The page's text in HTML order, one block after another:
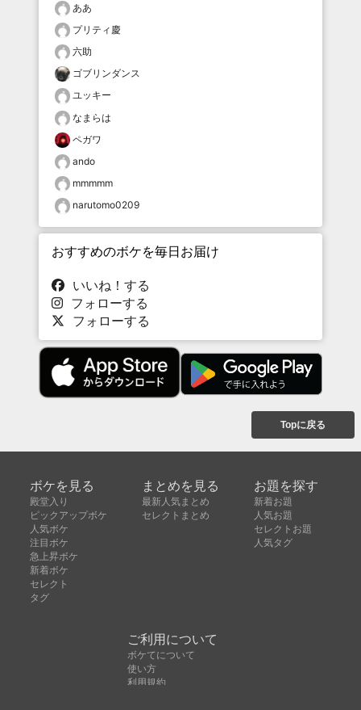
ああ
プリティ慶
六助
ゴブリンダンス
ユッキー
なまらは
ペガワ
ando
mmmmm
narutomo0209
おすすめのボケを毎日お届け
いいね！する
フォローする
フォローする
Topに戻る
ボケを見る
殿堂入り
ピックアップボケ
人気ボケ
注目ボケ
急上昇ボケ
新着ボケ
セレクト
タグ
まとめを見る
最新人気まとめ
セレクトまとめ
お題を探す
新着お題
人気お題
セレクトお題
人気タグ
ご利用について
ボケてについて
使い方
利用規約